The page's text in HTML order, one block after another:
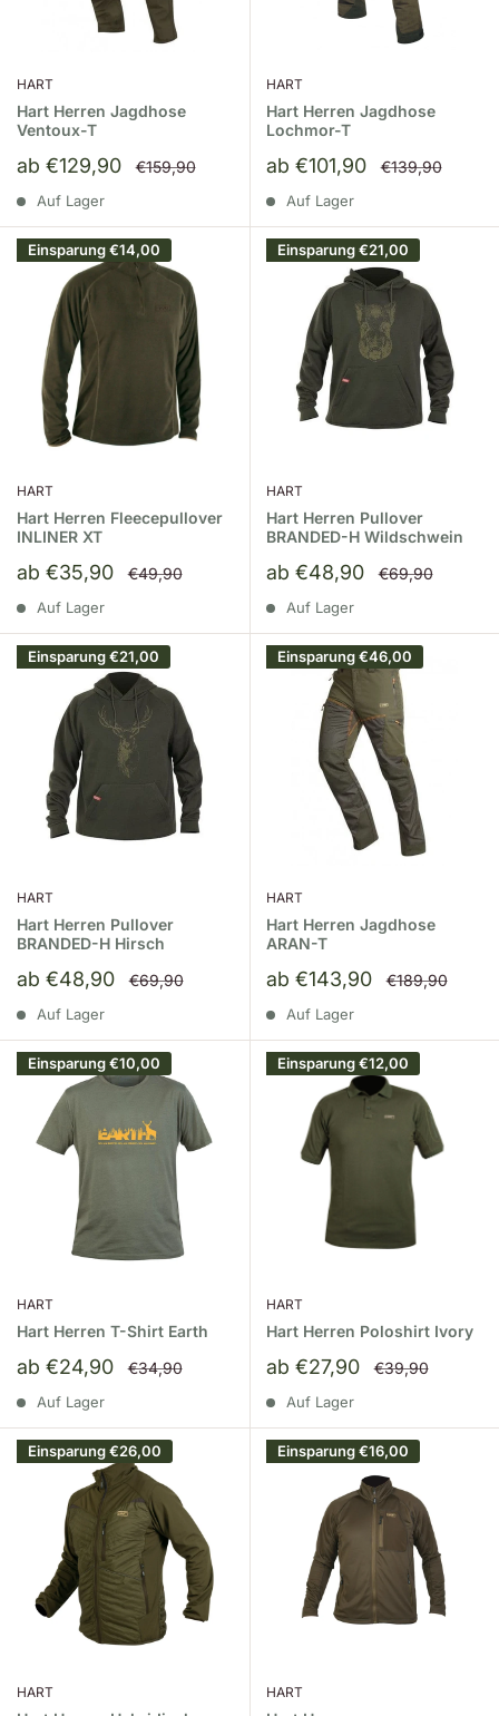
HART
Hart Herren Jagdhose
Ventoux-T
Sonderpreis
ab €129,90 Normalpreis
€159,90
Auf Lager
HART
Hart Herren Jagdhose
Lochmor-T
Sonderpreis
ab €101,90 Normalpreis
€139,90
Auf Lager
Einsparung€14,00
HART
Hart Herren Fleecepullover
INLINER XT
Sonderpreis
ab €35,90 Normalpreis
€49,90
Auf Lager
Einsparung€21,00
HART
Hart Herren Pullover
BRANDED-H Wildschwein
Sonderpreis
ab €48,90 Normalpreis
€69,90
Auf Lager
Einsparung€21,00
HART
Hart Herren Pullover
BRANDED-H Hirsch
Sonderpreis
ab €48,90 Normalpreis
€69,90
Auf Lager
Einsparung€46,00
HART
Hart Herren Jagdhose
ARAN-T
Sonderpreis
ab €143,90 Normalpreis
€189,90
Auf Lager
Einsparung€10,00
HART
Hart Herren T-Shirt Earth
Sonderpreis
ab €24,90 Normalpreis
€34,90
Auf Lager
Einsparung€12,00
HART
Hart Herren Poloshirt Ivory
Sonderpreis
ab €27,90 Normalpreis
€39,90
Auf Lager
Einsparung€26,00
HART
Einsparung€16,00
HART